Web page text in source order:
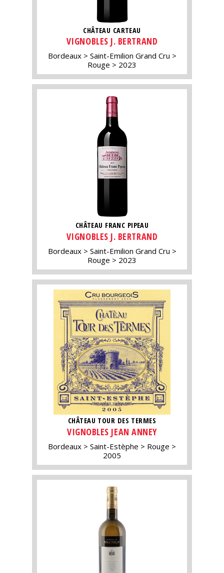
CHÂTEAU CARTEAU
VIGNOBLES J. BERTRAND
Bordeaux
Saint-Emilion Grand Cru
Rouge
2023
CHÂTEAU FRANC PIPEAU
VIGNOBLES J. BERTRAND
Bordeaux
Saint-Emilion Grand Cru
Rouge
2023
CHÂTEAU TOUR DES TERMES
VIGNOBLES JEAN ANNEY
Bordeaux Saint-Estèphe
Rouge
2005